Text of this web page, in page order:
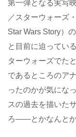
第一弾となる実写
／スターウォーズ
Star Wars Story）
と目前に迫ってい
ターウォーズでた
であるところのア
ったのかが気にな
スの過去を描いた
ろ――とかなんとか